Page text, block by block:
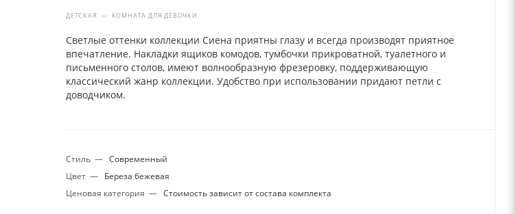
ДЕТСКАЯ— КОМНАТА ДЛЯ ДЕВОЧКИ
Светлые оттенки коллекции Сиена приятны глазу и всегда производят приятное
впечатление. Накладки ящиков комодов, тумбочки прикроватной, туалетного и
письменного столов, имеют волнообразную фрезеровку, поддерживающую
классический жанр коллекции. Удобство при использовании придают петли с
доводчиком.
Стиль — Современный
Цвет — Береза бежевая
Ценовая категория — Стоимость зависит от состава комплекта